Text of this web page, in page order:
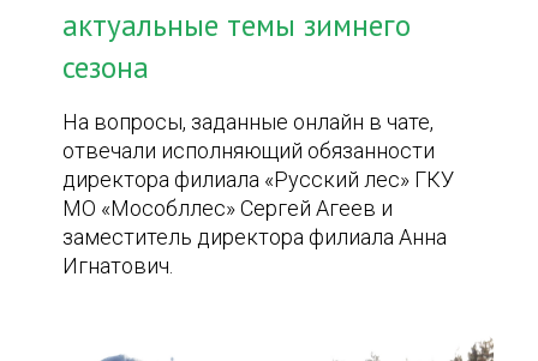
актуальные темы зимнего
сезона
На вопросы, заданные онлайн в чате,
отвечали исполняющий обязанности
директора филиала «Русский лес» ГКУ
МО «Мособллес» Сергей Агеев и
заместитель директора филиала Анна
Игнатович.